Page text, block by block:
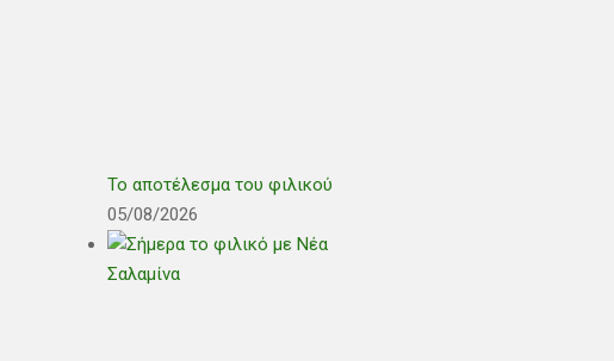
Το αποτέλεσμα του φιλικού
05/08/2026